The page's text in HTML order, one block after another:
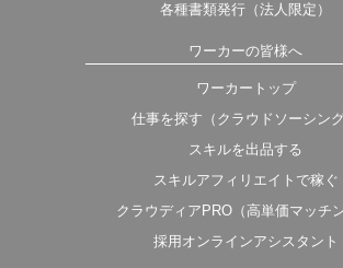
各種書類発行（法人限定）
ワーカーの皆様へ
ワーカートップ
仕事を探す（クラウドソーシング
スキルを出品する
スキルアフィリエイトで稼ぐ
クラウディアPRO（高単価マッチン
採用オンラインアシスタント